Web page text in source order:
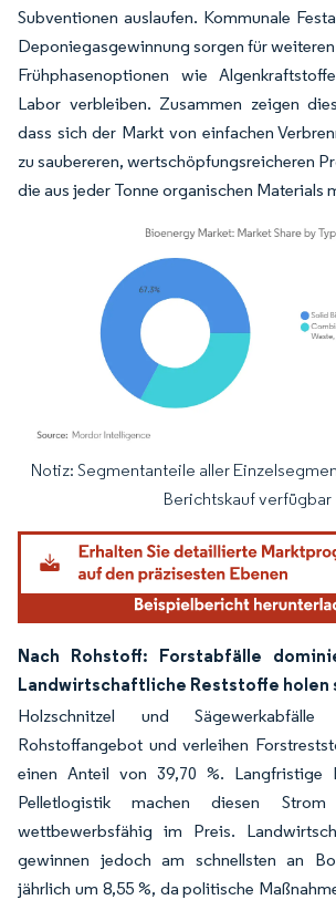
Subventionen auslaufen. Kommunale
Deponiegasgewinnung sorgen für
Frühphasenoptionen wie
Labor verbleiben. Zusammen zeigen
dass sich der Markt von einfachen
zu saubereren, wertschöpfungsreicheren
die aus jeder Tonne organischen Materials
Bild © Mordor Intelligence. Wiederverwendung
Notiz: Segmentanteile aller
Berichtskauf verfügbar
Nach Rohstoff: Forstabfälle
Landwirtschaftliche Reststoffe holen
Holzschnitzel und
Rohstoffangebot und verleihen
einen Anteil von 39,70 %. Langfristige
Pelletlogistik machen diesen
wettbewerbsfähig im Preis.
gewinnen jedoch am schnellsten an
jährlich um 8,55 %, da politische